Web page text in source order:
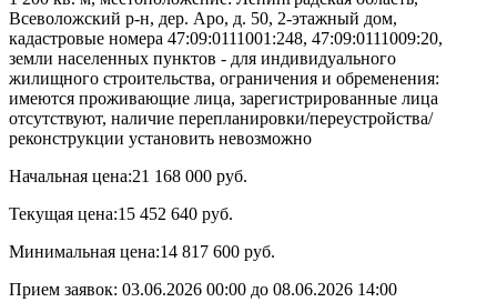
Всеволожский р-н, дер. Аро, д. 50, 2-этажный дом,
кадастровые номера 47:09:0111001:248, 47:09:0111009:20,
земли населенных пунктов - для индивидуального
жилищного строительства, ограничения и обременения:
имеются проживающие лица, зарегистрированные лица
отсутствуют, наличие перепланировки/переустройства/
реконструкции установить невозможно
Начальная цена:21 168 000 руб.
Текущая цена:15 452 640 руб.
Минимальная цена:14 817 600 руб.
Прием заявок: 03.06.2026 00:00 до 08.06.2026 14:00